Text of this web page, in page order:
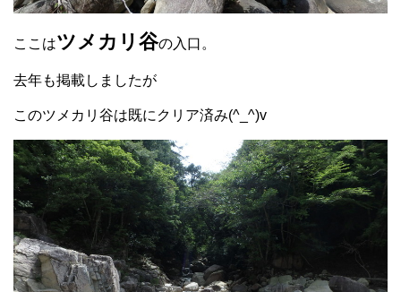
ここはツメカリ谷の入口。
去年も掲載しましたが
このツメカリ谷は既にクリア済み(^_^)v